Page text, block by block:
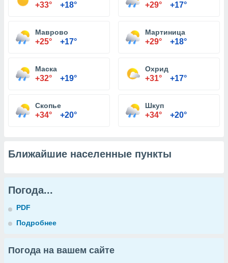
+33° +18° +29° +17°
Маврово
+25° +17°
Мартиница
+29° +18°
Маска
+32° +19°
Охрид
+31° +17°
Скопье
+34° +20°
Шкуп
+34° +20°
Ближайшие населенные пункты
Погода...
PDF
Подробнее
Погода на вашем сайте